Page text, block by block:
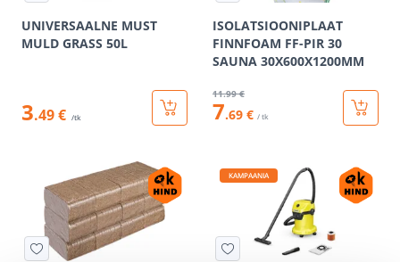
UNIVERSAALNE MUST
MULD GRASS 50L
3.49 € /tk
ISOLATSIOONIPLAAT
FINNFOAM FF-PIR 30
SAUNA 30X600X1200MM
11.99 €
7.69 € / tk
KAMPAANIA